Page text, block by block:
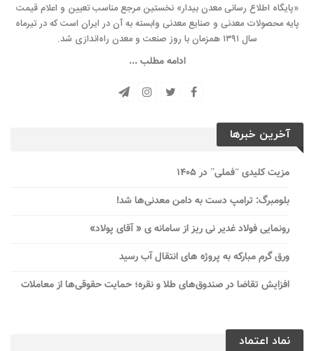
«پایگاه اطلاع رسانی معدن بیدار» نخستین مرجع مناسب تعیین و اعلام قیمت
پایه محصولات معدنی و صنایع معدنی وابسته به آن در ایران است که در تیرماه
سال ۱۳۹۱ همزمان با روز صنعت و معدن راه‌‌اندازی شد.
ادامه مطلب ...
آخرین خبرها
مزیت کلیدی “فملی” در ۱۴۰۵
بلومبرگ: ترامپ دست به دامن معدنی‌ها شد!
رونمایی فولاد غدیر نی ریز از سامانه ی « آقای پولاد»
ورق گرم مبارکه به پروژه های انتقال آب رسید
افزایش تقاضا در صندوق‌های طلا و نقره؛ حمایت حقوقی‌ها از معاملات
نماد اعتماد